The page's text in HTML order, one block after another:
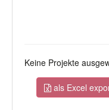
Keine Projekte
als Excel